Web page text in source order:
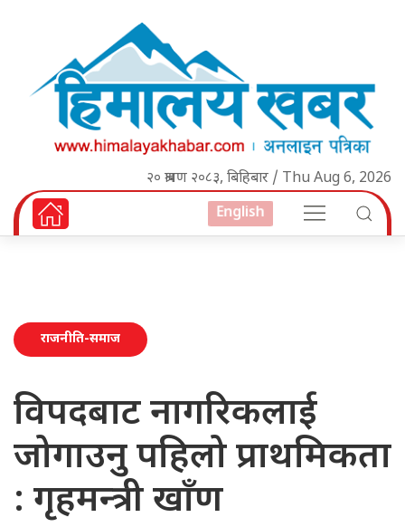
२० श्रावण २०८३, बिहिबार / Thu Aug 6, 2026
English
राजनीति-समाज
विपदबाट नागरिकलाई
जोगाउनु पहिलो प्राथमिकता
: गृहमन्त्री खाँण